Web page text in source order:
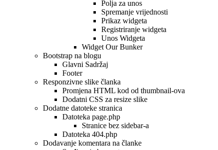
Polja za unos
Spremanje vrijednosti
Prikaz widgeta
Registriranje widgeta
Unos Widgeta
Widget Our Bunker
Bootstrap na blogu
Glavni Sadržaj
Footer
Responzivne slike članka
Promjena HTML kod od thumbnail-ova
Dodatni CSS za resize slike
Dodatne datoteke stranica
Datoteka page.php
Stranice bez sidebar-a
Datoteka 404.php
Dodavanje komentara na članke